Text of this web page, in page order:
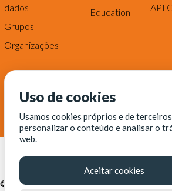
dados
Grupos
Organizações
Education
API
© Fortaleza Digital || CITINOVA -
Uso de cookies
Usamos cookies próprios e de
personalizar o conteúdo e analisar o
web.
Aceitar cookies